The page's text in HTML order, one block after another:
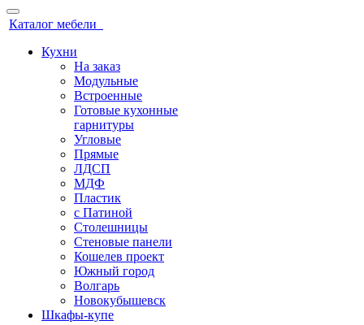
Каталог мебели
Кухни
На заказ
Модульные
Встроенные
Готовые кухонные
гарнитуры
Угловые
Прямые
ЛДСП
МДФ
Пластик
с Патиной
Столешницы
Стеновые панели
Кошелев проект
Южный город
Волгарь
Новокубышевск
Шкафы-купе